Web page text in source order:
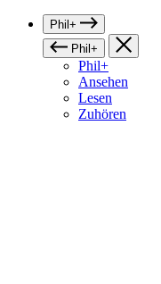
Phil+
Phil+
Phil+
Ansehen
Lesen
Zuhören